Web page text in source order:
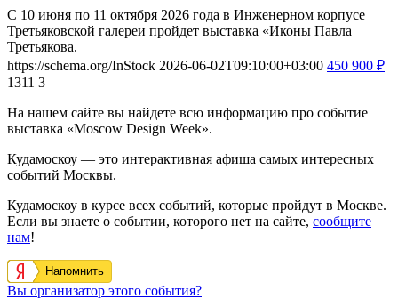
С 10 июня по 11 октября 2026 года в Инженерном корпусе
Третьяковской галереи пройдет выставка «Иконы Павла
Третьякова.
https://schema.org/InStock 2026-06-02T09:10:00+03:00 450 900 ₽
1311 3
На нашем сайте вы найдете всю информацию про событие
выставка «Moscow Design Week».
Кудамоскоу — это интерактивная афиша самых интересных
событий Москвы.
Кудамоскоу в курсе всех событий, которые пройдут в Москве.
Если вы знаете о событии, которого нет на сайте, сообщите
нам!
Напомнить
Вы организатор этого события?